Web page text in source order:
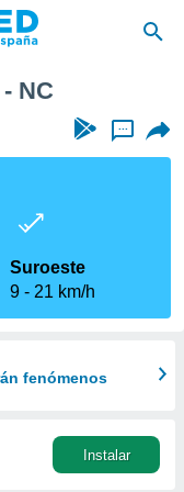
NC
...
Suroeste
9
21 km/h
fenómenos
Instalar